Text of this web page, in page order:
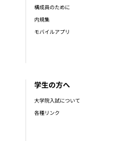
構成員のために
内規集
モバイルアプリ
学生の方へ
大学院入試について
各種リンク